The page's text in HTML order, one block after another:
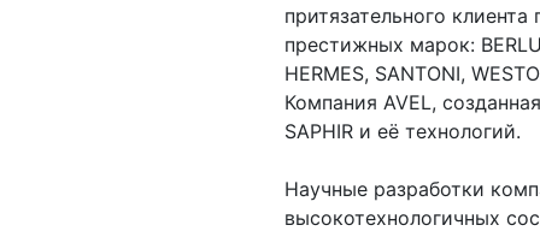
притязательного
престижных марок:
HERMES, SANTONI,
Компания AVEL,
SAPHIR и её технологий.
Научные разработки
высокотехнологичных